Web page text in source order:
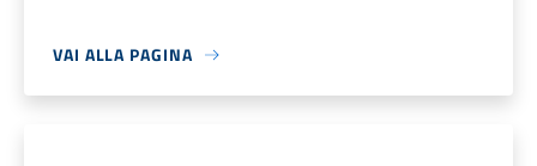
VAI ALLA PAGINA